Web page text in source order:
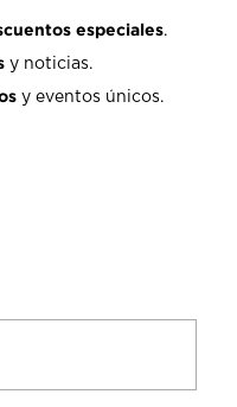
especiales.
y noticias.
y eventos únicos.